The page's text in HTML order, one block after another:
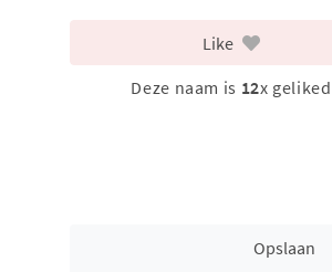
Like
Deze naam is 12x geliked
Opslaan